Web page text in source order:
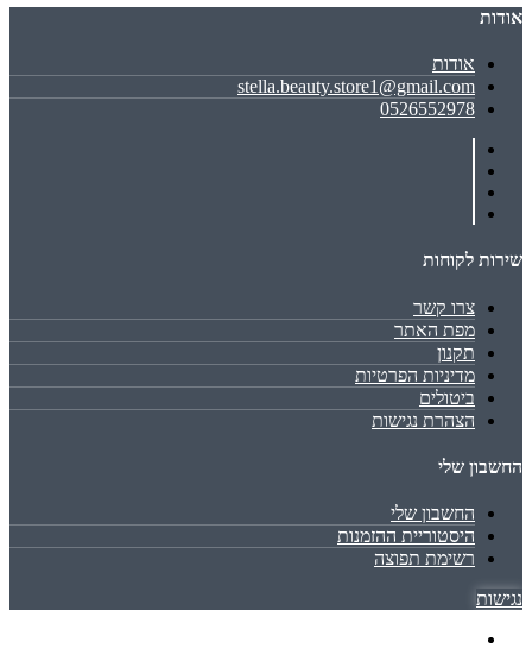
אודות
אודות
stella.beauty.store1@gmail.com
0526552978
שירות לקוחות
צרו קשר
מפת האתר
תקנון
מדיניות הפרטיות
ביטולים
הצהרת נגישות
החשבון שלי
החשבון שלי
היסטוריית ההזמנות
רשימת תפוצה
נגישות